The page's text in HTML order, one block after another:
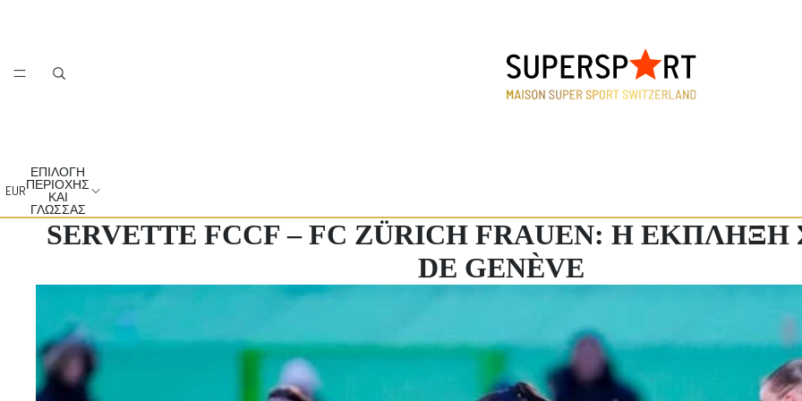
EUR
ΕΠΙΛΟΓΉ
ΠΕΡΙΟΧΉΣ
ΚΑΙ
ΓΛΏΣΣΑΣ
SERVETTE FCCF – FC ZÜRICH FRAUEN: Η ΕΚΠΛΗΞΗ
DE GENÈVE